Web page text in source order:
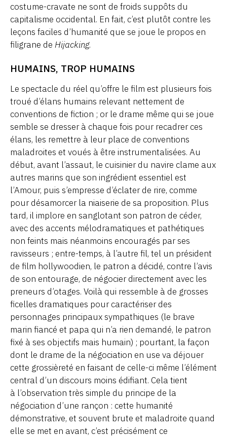
costume-cravate ne sont de froids suppôts du
capitalisme occidental. En fait, c’est plutôt contre les
leçons faciles d’humanité que se joue le propos en
filigrane de Hijacking.
HUMAINS, TROP HUMAINS
Le spectacle du réel qu’offre le film est plusieurs fois
troué d’élans humains relevant nettement de
conventions de fiction ; or le drame même qui se joue
semble se dresser à chaque fois pour recadrer ces
élans, les remettre à leur place de conventions
maladroites et voués à être instrumentalisées. Au
début, avant l’assaut, le cuisinier du navire clame aux
autres marins que son ingrédient essentiel est
l’Amour, puis s’empresse d’éclater de rire, comme
pour désamorcer la niaiserie de sa proposition. Plus
tard, il implore en sanglotant son patron de céder,
avec des accents mélodramatiques et pathétiques
non feints mais néanmoins encouragés par ses
ravisseurs ; entre-temps, à l’autre fil, tel un président
de film hollywoodien, le patron a décidé, contre l’avis
de son entourage, de négocier directement avec les
preneurs d’otages. Voilà qui ressemble à de grosses
ficelles dramatiques pour caractériser des
personnages principaux sympathiques (le brave
marin fiancé et papa qui n’a rien demandé, le patron
fixé à ses objectifs mais humain) ; pourtant, la façon
dont le drame de la négociation en use va déjouer
cette grossièreté en faisant de celle-ci même l’élément
central d’un discours moins édifiant. Cela tient
à l’observation très simple du principe de la
négociation d’une rançon : cette humanité
démonstrative, et souvent brute et maladroite quand
elle se met en avant, c’est précisément ce